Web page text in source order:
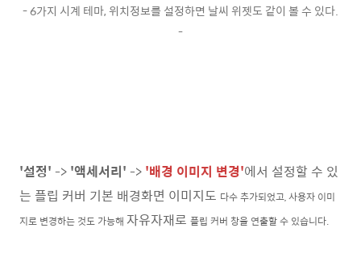
- 6가지 시계 테마, 위치정보를 설정하면 날씨 위젯도 같이 볼 수 있다.
-
'설정' -> '액세서리' -> '배경 이미지 변경'에서 설정할 수 있
는 플립 커버 기본 배경화면 이미지도 다수 추가되었고, 사용자 이미
지로 변경하는 것도 가능해 자유자재로 플립 커버 창을 연출할 수 있습니다.